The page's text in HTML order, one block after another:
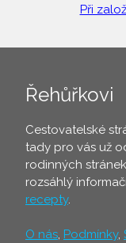
Při
Řehůřkovi
Cestovatelské
tady pro vás už
rodinných
rozsáhlý
recepty.
O nás, Podmínky,